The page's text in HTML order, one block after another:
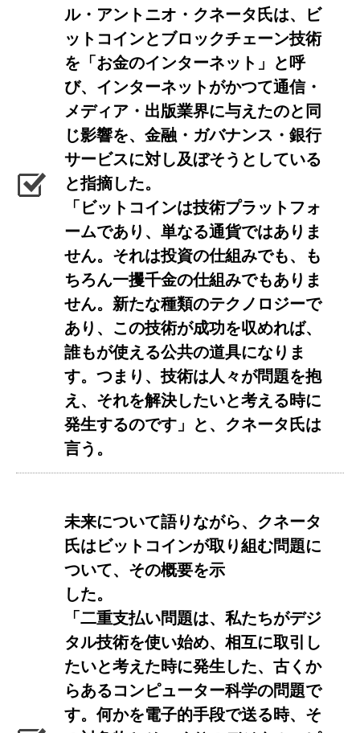
ル・アントニオ・クネータ氏は、ビ
ットコインとブロックチェーン技術
を「お金のインターネット」と呼
び、インターネットがかつて通信・
メディア・出版業界に与えたのと同
じ影響を、金融・ガバナンス・銀行
サービスに対し及ぼそうとしている
と指摘した。
「ビットコインは技術プラットフォ
ームであり、単なる通貨ではありま
せん。それは投資の仕組みでも、も
ちろん一攫千金の仕組みでもありま
せん。新たな種類のテクノロジーで
あり、この技術が成功を収めれば、
誰もが使える公共の道具になりま
す。つまり、技術は人々が問題を抱
え、それを解決したいと考える時に
発生するのです」と、クネータ氏は
言う。
未来について語りながら、クネータ
氏はビットコインが取り組む問題に
ついて、その概要を示
した。
「二重支払い問題は、私たちがデジ
タル技術を使い始め、相互に取引し
たいと考えた時に発生した、古くか
らあるコンピューター科学の問題で
す。何かを電子的手段で送る時、そ